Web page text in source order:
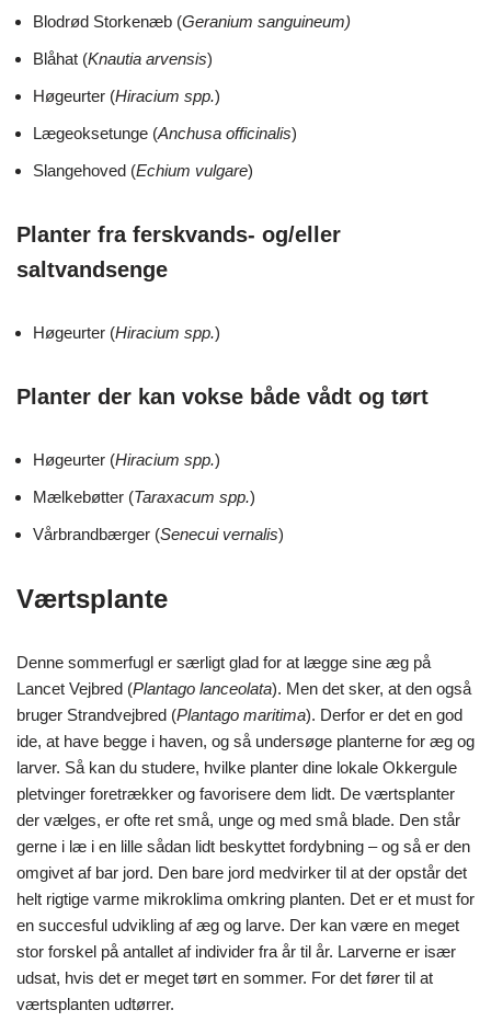
Blodrød Storkenæb (Geranium sanguineum)
Blåhat (Knautia arvensis)
Høgeurter (Hiracium spp.)
Lægeoksetunge (Anchusa officinalis)
Slangehoved (Echium vulgare)
Planter fra ferskvands- og/eller
saltvandsenge
Høgeurter (Hiracium spp.)
Planter der kan vokse både vådt og tørt
Høgeurter (Hiracium spp.)
Mælkebøtter (Taraxacum spp.)
Vårbrandbærger (Senecui vernalis)
Værtsplante
Denne sommerfugl er særligt glad for at lægge sine æg på
Lancet Vejbred (Plantago lanceolata). Men det sker, at den også
bruger Strandvejbred (Plantago maritima). Derfor er det en god
ide, at have begge i haven, og så undersøge planterne for æg og
larver. Så kan du studere, hvilke planter dine lokale Okkergule
pletvinger foretrækker og favorisere dem lidt. De værtsplanter
der vælges, er ofte ret små, unge og med små blade. Den står
gerne i læ i en lille sådan lidt beskyttet fordybning – og så er den
omgivet af bar jord. Den bare jord medvirker til at der opstår det
helt rigtige varme mikroklima omkring planten. Det er et must for
en succesful udvikling af æg og larve. Der kan være en meget
stor forskel på antallet af individer fra år til år. Larverne er især
udsat, hvis det er meget tørt en sommer. For det fører til at
værtsplanten udtørrer.